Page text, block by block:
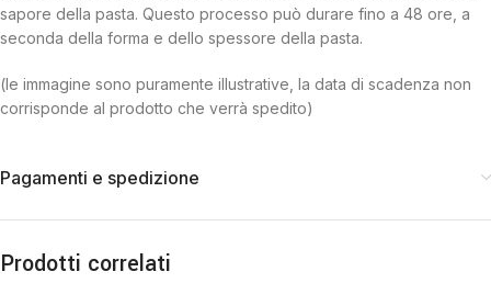
sapore della pasta. Questo processo può durare fino a 48 ore, a
seconda della forma e dello spessore della pasta.
(le immagine sono puramente illustrative, la data di scadenza non
corrisponde al prodotto che verrà spedito)
Pagamenti e spedizione
Prodotti correlati